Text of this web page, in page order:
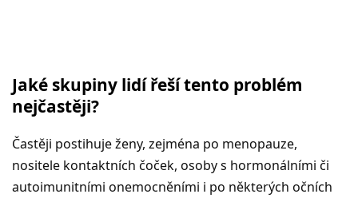
Jaké skupiny lidí řeší tento problém
nejčastěji?
Častěji postihuje ženy, zejména po menopauze,
nositele kontaktních čoček, osoby s hormonálními či
autoimunitními onemocněními i po některých očních